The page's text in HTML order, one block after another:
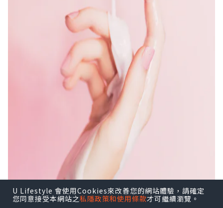
U Lifestyle 會使用Cookies來改善您的網站體驗，請確定
您同意接受本網站之私隱政策和使用條款才可繼續瀏覽。